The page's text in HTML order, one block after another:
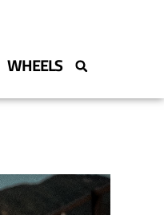
WHEELS